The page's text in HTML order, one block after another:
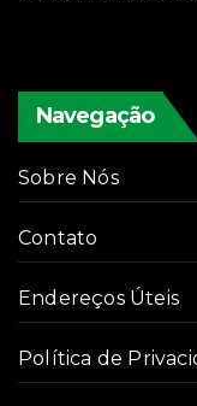
Navegação
Sobre Nós
Contato
Endereços Úteis
Política de